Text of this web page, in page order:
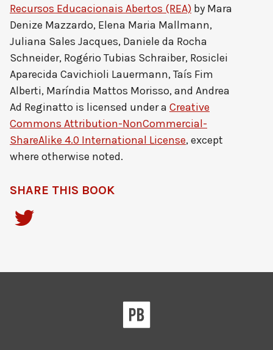
Recursos Educacionais Abertos (REA) by Mara
Denize Mazzardo, Elena Maria Mallmann,
Juliana Sales Jacques, Daniele da Rocha
Schneider, Rogério Tubias Schraiber, Rosiclei
Aparecida Cavichioli Lauermann, Taís Fim
Alberti, Maríndia Mattos Morisso, and Andrea
Ad Reginatto is licensed under a Creative
Commons Attribution-NonCommercial-
ShareAlike 4.0 International License, except
where otherwise noted.
SHARE THIS BOOK